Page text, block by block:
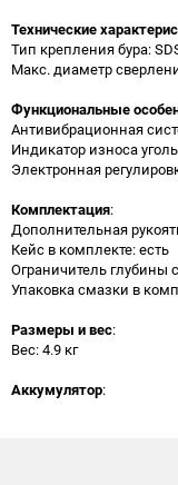
Технические
Тип крепления бура:
Макс. диаметр
Функциональные
Антивибрационная
Индикатор износа
Электронная
Комплектация:
Дополнительная
Кейс в комплекте: есть
Ограничитель глубины
Упаковка смазки в
Размеры и вес:
Вес: 4.9 кг
Аккумулятор: